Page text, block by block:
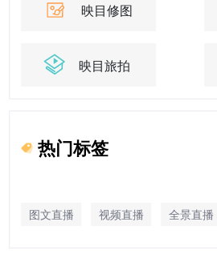
映目修图
映目旅拍
热门标签
图文直播 视频直播 全景直播